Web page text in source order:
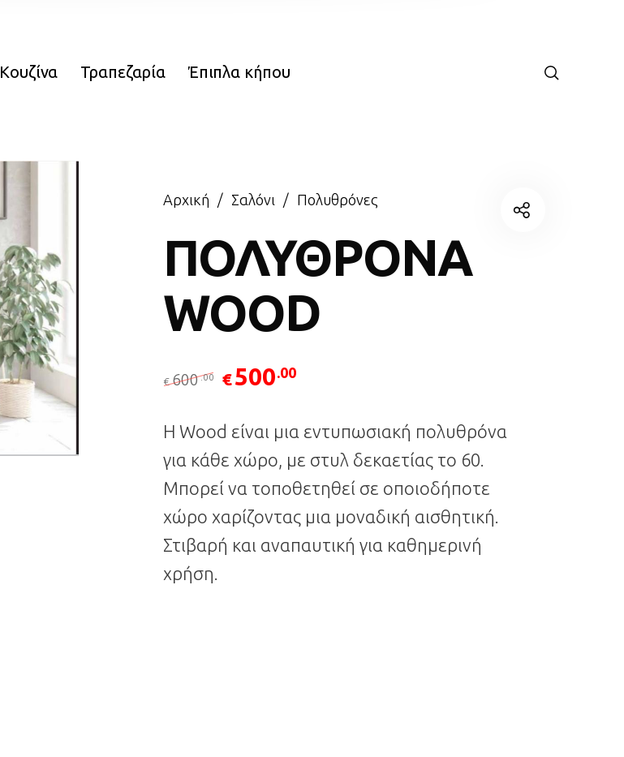
Κουζίνα Τραπεζαρία Έπιπλα κήπου
Αρχική / Σαλόνι / Πολυθρόνες
ΠΟΛΥΘΡΟΝΑ
WOOD
€600.00 Original price was: €600.00.
€500.00Η τρέχουσα τιμή είναι: €500.00.
Η Wood είναι μια εντυπωσιακή πολυθρόνα
για κάθε χώρο, με στυλ δεκαετίας το 60.
Μπορεί να τοποθετηθεί σε οποιοδήποτε
χώρο χαρίζοντας μια μοναδική αισθητική.
Στιβαρή και αναπαυτική για καθημερινή
χρήση.